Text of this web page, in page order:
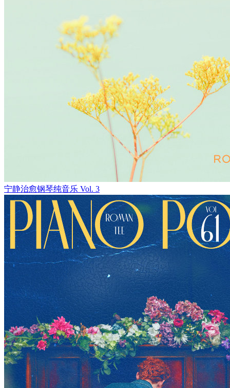
宁静治愈钢琴纯音乐 Vol. 3